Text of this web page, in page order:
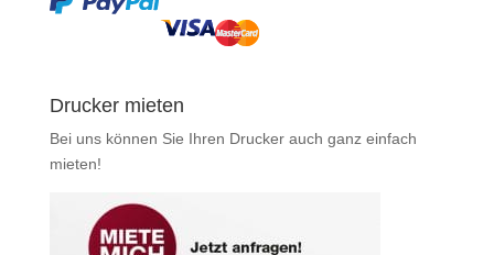
Drucker mieten
Bei uns können Sie Ihren Drucker auch ganz einfach
mieten!